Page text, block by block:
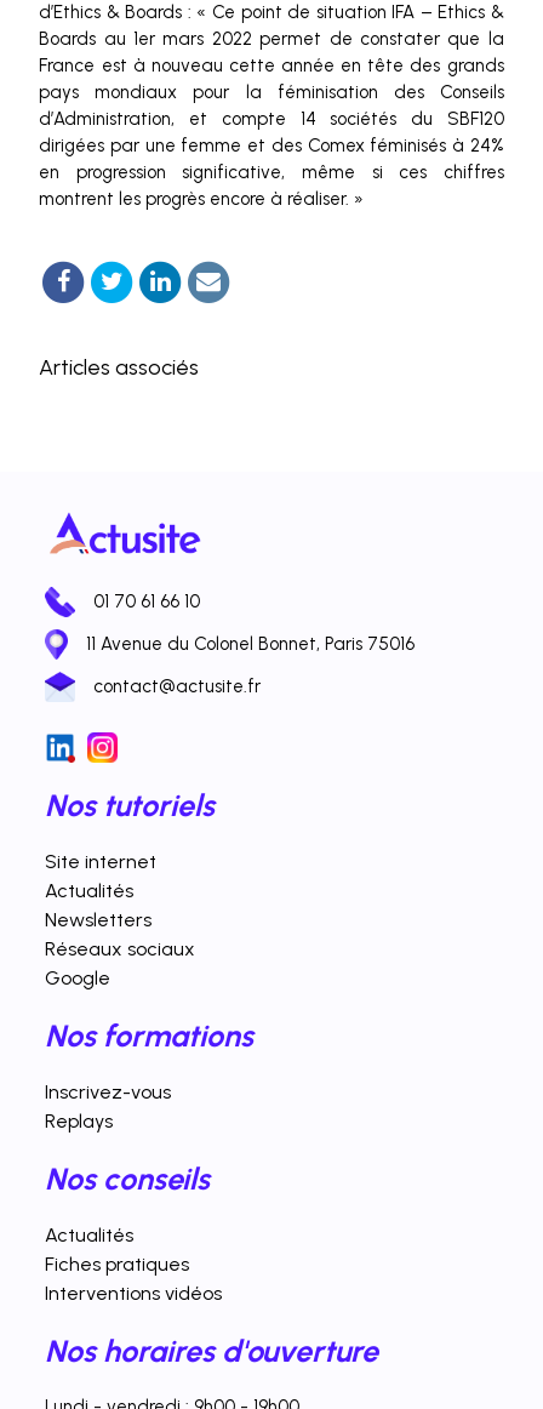
d’Ethics & Boards : « Ce point de situation IFA – Ethics &
Boards au 1er mars 2022 permet de constater que la
France est à nouveau cette année en tête des grands
pays mondiaux pour la féminisation des Conseils
d’Administration, et compte 14 sociétés du SBF120
dirigées par une femme et des Comex féminisés à 24%
en progression significative, même si ces chiffres
montrent les progrès encore à réaliser. »
Articles associés
01 70 61 66 10
11 Avenue du Colonel Bonnet, Paris 75016
contact@actusite.fr
Nos tutoriels
Site internet
Actualités
Newsletters
Réseaux sociaux
Google
Nos formations
Inscrivez-vous
Replays
Nos conseils
Actualités
Fiches pratiques
Interventions vidéos
Nos horaires d'ouverture